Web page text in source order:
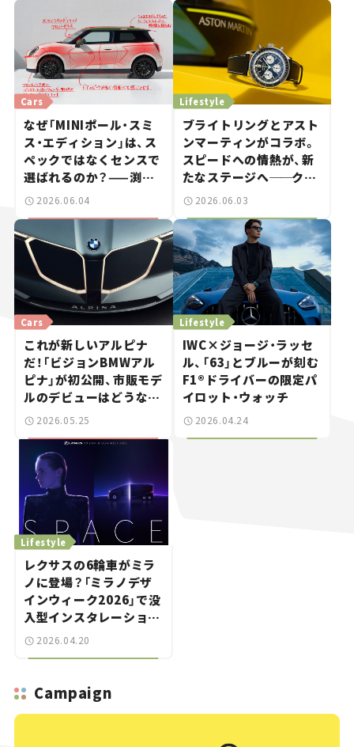
Cars
なぜ「MINIポール・スミ
ス・エディション」は、ス
ペックではなくセンスで
選ばれるのか？——渕野
健太郎の「カーデザイン
解説ラボ」#5
2026.06.04
Lifestyle
ブライトリングとアスト
ンマーティンがコラボ。
スピードへの情熱が、新
たなステージへ──クル
マ好きは時計好き
2026.06.03
Cars
これが新しいアルピナ
だ！「ビジョンBMWアル
ピナ」が初公開、市販モデ
ルのデビューはどうな
る？2026.05.25
Lifestyle
IWC×ジョージ・ラッセ
ル、「63」とブルーが刻む
F1®ドライバーの限定パ
イロット・ウォッチ
2026.04.24
Lifestyle
レクサスの6輪車がミラ
ノに登場？「ミラノデザ
インウィーク2026」で没
入型インスタレーション
『SPACE』を披露！
2026.04.20
Campaign